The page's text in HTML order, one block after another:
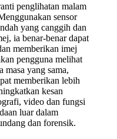
penglihatan malam
sensor
yang canggih dan
ia benar-benar dapat
memberikan imej
pengguna melihat
masa yang sama,
memberikan lebih
kesan
video dan fungsi
luar dalam
dan forensik.